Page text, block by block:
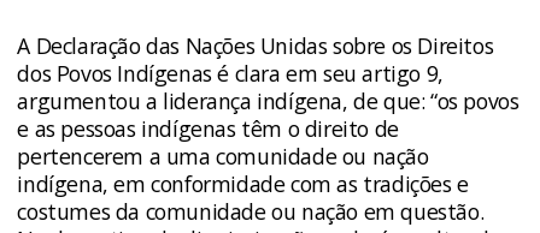
A Declaração das Nações Unidas sobre os Direitos
dos Povos Indígenas é clara em seu artigo 9,
argumentou a liderança indígena, de que: “os povos
e as pessoas indígenas têm o direito de
pertencerem a uma comunidade ou nação
indígena, em conformidade com as tradições e
costumes da comunidade ou nação em questão.